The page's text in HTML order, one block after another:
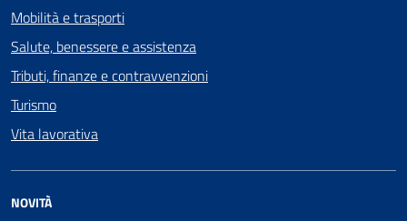
Mobilità e trasporti
Salute, benessere e assistenza
Tributi, finanze e contravvenzioni
Turismo
Vita lavorativa
NOVITÀ